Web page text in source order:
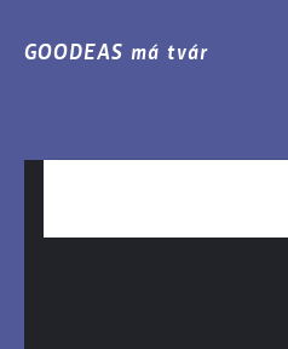
GOODEAS má tvár